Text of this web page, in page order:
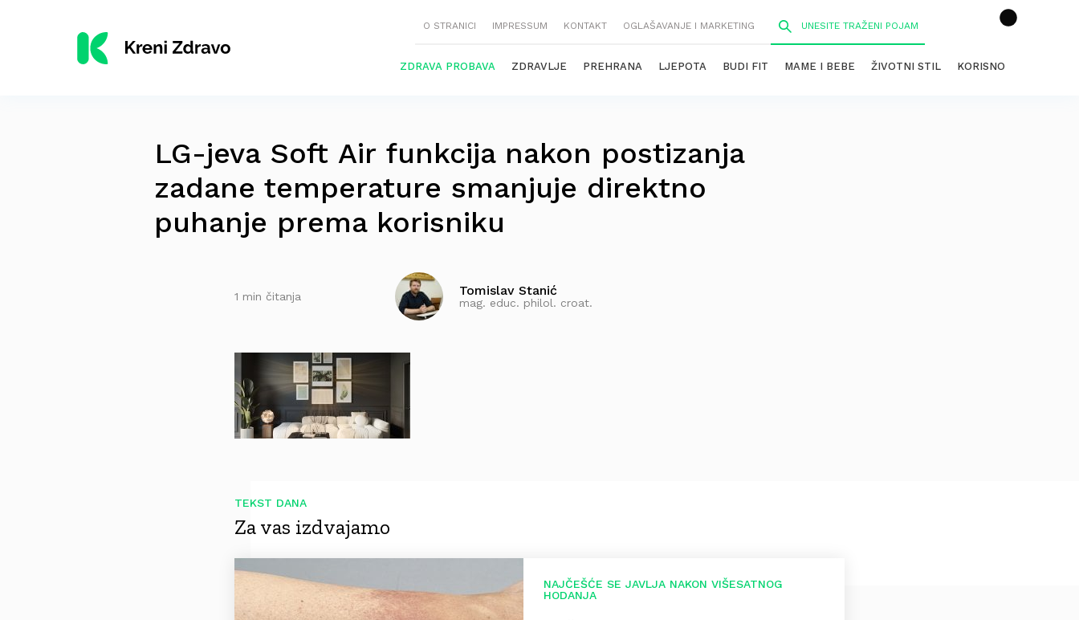
O STRANICI IMPRESSUM KONTAKT OGLAŠAVANJE I MARKETING
ZDRAVA PROBAVA ZDRAVLJE PREHRANA LJEPOTA BUDI FIT MAME I BEBE ŽIVOTNI STIL KORISNO
LG-jeva Soft Air funkcija nakon postizanja
zadane temperature smanjuje direktno
puhanje prema korisniku
1 min čitanja Tomislav Stanić
mag. educ. philol. croat.
TEKST DANA
Za vas izdvajamo
NAJČEŠĆE SE JAVLJA NAKON VIŠESATNOG
HODANJA